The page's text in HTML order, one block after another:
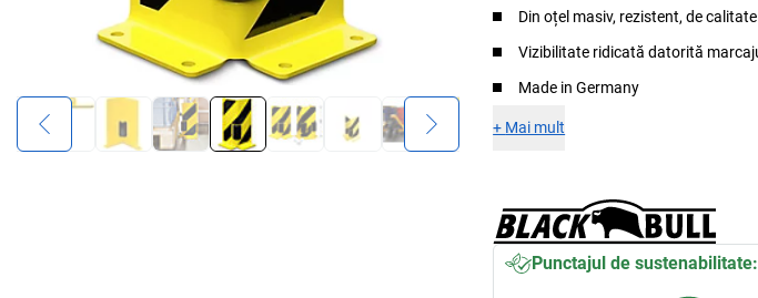
Din oțel masiv, rezistent, de
Vizibilitate ridicată datorită
Made in Germany
+ Mai mult
Punctajul de sustenabilitate: